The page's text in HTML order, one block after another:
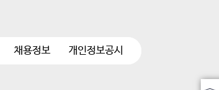
채용정보 개인정보공시